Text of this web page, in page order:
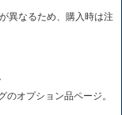
異なるため、購入時は注
オプション品ページ。